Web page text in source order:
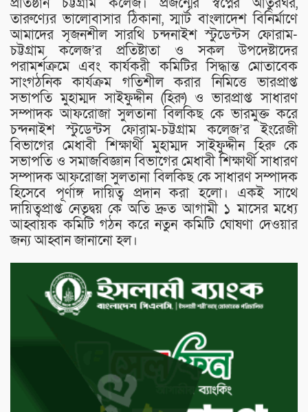
তারুণ্যের ভালোবাসার ঠিকানা, স্মার্ট বাংলাদেশ বিনির্মাণে
আমাদের সৃজনশীল সারথি চন্দনাইশ স্টুডেন্টস ফোরাম-
চট্টগ্রাম কলেজ’র প্রতিষ্টাতা ও সকল উপদেষ্টাদের
পরামর্শক্রমে এবং কার্যকরী কমিটির সিদ্ধান্ত মোতাবেক
সাংগঠনিক কার্যক্রম গতিশীল করার নিমিত্তে ভারপ্রাপ্ত
সভাপতি মুহাম্মদ সাইফুদ্দীন (হিরু) ও ভারপ্রাপ্ত সাধারণ
সম্পাদক আফরোজা সুলতানা বিলকিছ কে ভারমুক্ত করে
চন্দনাইশ স্টুডেন্টস ফোরাম-চট্টগ্রাম কলেজ’র ইংরেজী
বিভাগের মেধাবী শিক্ষার্থী মুহাম্মদ সাইফুদ্দীন হিরু কে
সভাপতি ও সমাজবিজ্ঞান বিভাগের মেধাবী শিক্ষার্থী সাধারণ
সম্পাদক আফরোজা সুলতানা বিলকিছ কে সাধারণ সম্পাদক
হিসেবে পূর্ণাঙ্গ দায়িত্ব প্রদান করা হলো। একই সাথে
দায়িত্বপ্রাপ্ত নেতৃদ্বয় কে অতি দ্রুত আগামী ১ মাসের মধ্যে
আহ্বায়ক কমিটি গঠন করে নতুন কমিটি ঘোষণা দেওয়ার
জন্য আহ্বান জানানো হল।